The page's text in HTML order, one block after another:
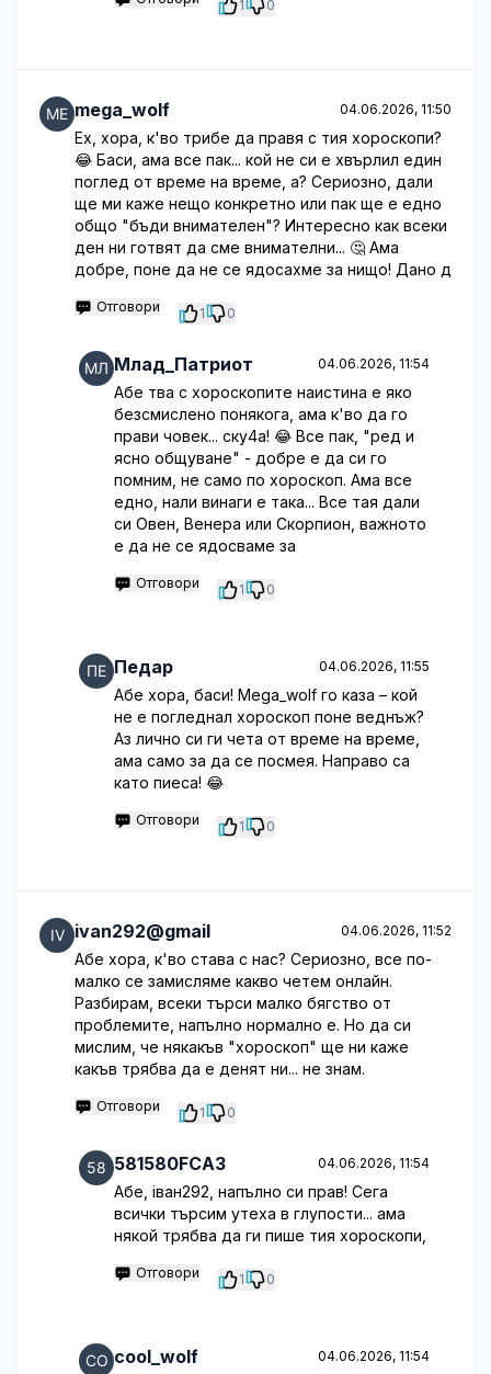
1 0
mega_wolf 04.06.2026, 11:50
Ех, хора, к'во трибе да правя с тия хороскопи?
😂 Баси, ама все пак... кой не си е хвърлил един
поглед от време на време, а? Сериозно, дали
ще ми каже нещо конкретно или пак ще е едно
общо "бъди внимателен"? Интересно как всеки
ден ни готвят да сме внимателни... 🤔 Ама
добре, поне да не се ядосахме за нищо! Дано д
Отговори 1 0
Млад_Патриот 04.06.2026, 11:54
Абе тва с хороскопите наистина е яко
безсмислено понякога, ама к'во да го
прави човек... ску4а! 😂 Все пак, "ред и
ясно общуване" - добре е да си го
помним, не само по хороскоп. Ама все
едно, нали винаги е така... Все тая дали
си Овен, Венера или Скорпион, важното
е да не се ядосваме за
Отговори 1 0
Педар 04.06.2026, 11:55
Абе хора, баси! Mega_wolf го каза – кой
не е погледнал хороскоп поне веднъж?
Аз лично си ги чета от време на време,
ама само за да се посмея. Направо са
като пиеса! 😂
Отговори 1 0
ivan292@gmail 04.06.2026, 11:52
Абе хора, к'во става с нас? Сериозно, все по-
малко се замисляме какво четем онлайн.
Разбирам, всеки търси малко бягство от
проблемите, напълно нормално е. Но да си
мислим, че някакъв "хороскоп" ще ни каже
какъв трябва да е денят ни... не знам.
Отговори 1 0
581580FCA3 04.06.2026, 11:54
Абе, iван292, напълно си прав! Сега
всички търсим утеха в глупости... ама
някой трябва да ги пише тия хороскопи,
Отговори 1 0
cool_wolf 04.06.2026, 11:54